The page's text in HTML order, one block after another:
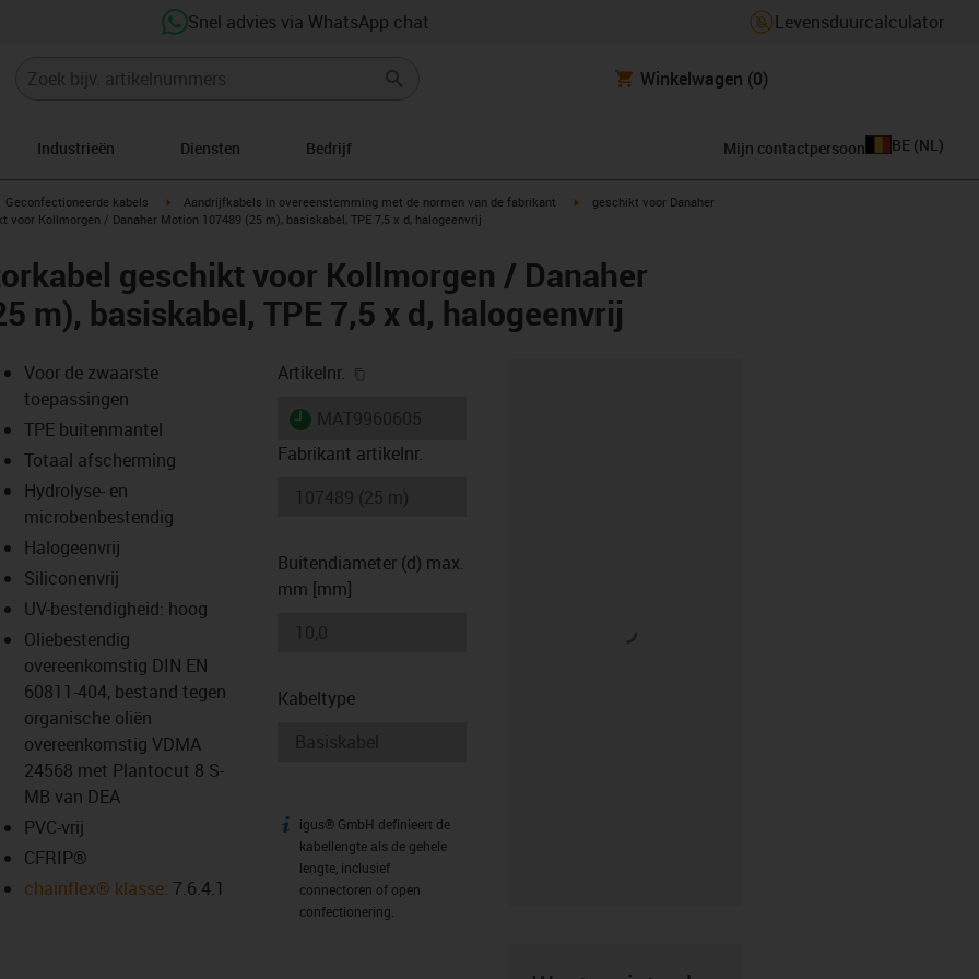
Snel advies via WhatsApp chat Levensduurcalculator
Winkelwagen (0)
Industrieën Diensten Bedrijf Mijn contactpersoon BE (NL )
igus-icon-arrow-right
Geconfectioneerde kabels igus-icon-arrow-right
Aandrijfkabels in overeenstemming met de normen van de fabrikant igus-icon-arrow-right
geschikt voor Danaher
Kollmorgen / Danaher Motion 107489 (25 m), basiskabel, TPE 7,5 x d, halogeenvrij
geschikt voor Kollmorgen / Danaher
m), basiskabel, TPE 7,5 x d, halogeenvrij
icon-lupe
icon-lupe
Voor de zwaarste
toepassingen
TPE buitenmantel
Totaal afscherming
Hydrolyse- en
microbenbestendig
Halogeenvrij
Siliconenvrij
UV-bestendigheid: hoog
Oliebestendig
overeenkomstig DIN EN
60811-404, bestand tegen
organische oliën
overeenkomstig VDMA
24568 met Plantocut 8 S-
MB van DEA
PVC-vrij
CFRIP®
chainflex® klasse: 7.6.4.1
Artikelnr.
igus-icon-lieferzeit
Fabrikant artikelnr.
Buitendiameter (d) max.
mm [mm]
Kabeltype
igus-icon-info
igus® GmbH definieert de
kabellengte als de gehele
lengte, inclusief
connectoren of open
confectionering.